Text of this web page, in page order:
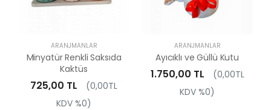
ARANJMANLAR
Minyatür Renkli Saksıda
Kaktüs
725,00 TL
(0,00TL
KDV %0)
ARANJMANLAR
Ayıcıklı ve Güllü Kutu
1.750,00 TL
(0,00TL
KDV %0)